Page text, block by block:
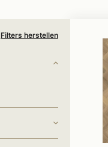
Filters herstellen